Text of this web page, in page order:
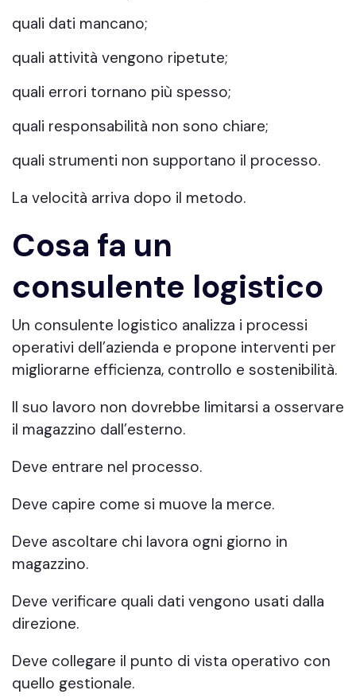
quali dati mancano;
quali attività vengono ripetute;
quali errori tornano più spesso;
quali responsabilità non sono chiare;
quali strumenti non supportano il processo.
La velocità arriva dopo il metodo.
Cosa fa un
consulente logistico
Un consulente logistico analizza i processi
operativi dell’azienda e propone interventi per
migliorarne efficienza, controllo e sostenibilità.
Il suo lavoro non dovrebbe limitarsi a osservare
il magazzino dall’esterno.
Deve entrare nel processo.
Deve capire come si muove la merce.
Deve ascoltare chi lavora ogni giorno in
magazzino.
Deve verificare quali dati vengono usati dalla
direzione.
Deve collegare il punto di vista operativo con
quello gestionale.